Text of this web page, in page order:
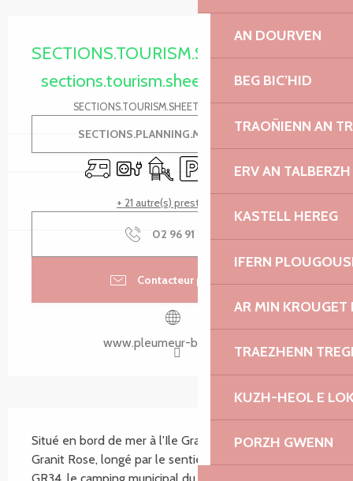
AN DOURVEN
BEG BIC’HID
TRAOÑIENN AN
ERV AN TALBERZH
KASTELL HEREG
IFERN
AR MIN KROUGET
TRAEZHENN
KUZH-HEOL E
PORZH GWENN
sections.tourism.sheet.periods.today
SECTIONS.TOURISM.SHEET.PERIODS.DETAILS
SECTIONS.PLANNING.MENU.ORDER
Accueil camping car
Branchements électriques
Jeux pour enfants / Espace jeux
Parking Salle de réunion
WiFi
+ 21 autre(s) prestation(s)
02 96 91 92
Contacteur par email
www.pleumeur-bodou.com
SECTIONS.TOURISM.SHEET.DESCRIPTION
Situé en bord de mer à l'Ile Grande, sur la Côte de
Granit Rose, longé par le sentier des douaniers : le